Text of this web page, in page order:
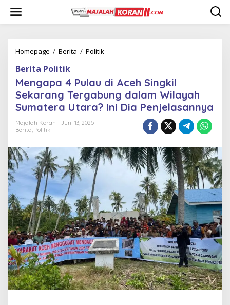
w
Homepage / Berita / Politik
g
a
p
a
a
u
e
h
S
i
n
g
k
i
l
S
Berita Politik
Mengapa 4 Pulau di Aceh Singkil
Sekarang Tergabung dalam Wilayah
Sumatera Utara? Ini Dia Penjelasannya
Majalah Koran
Juni 13, 2025
Berita, Politik